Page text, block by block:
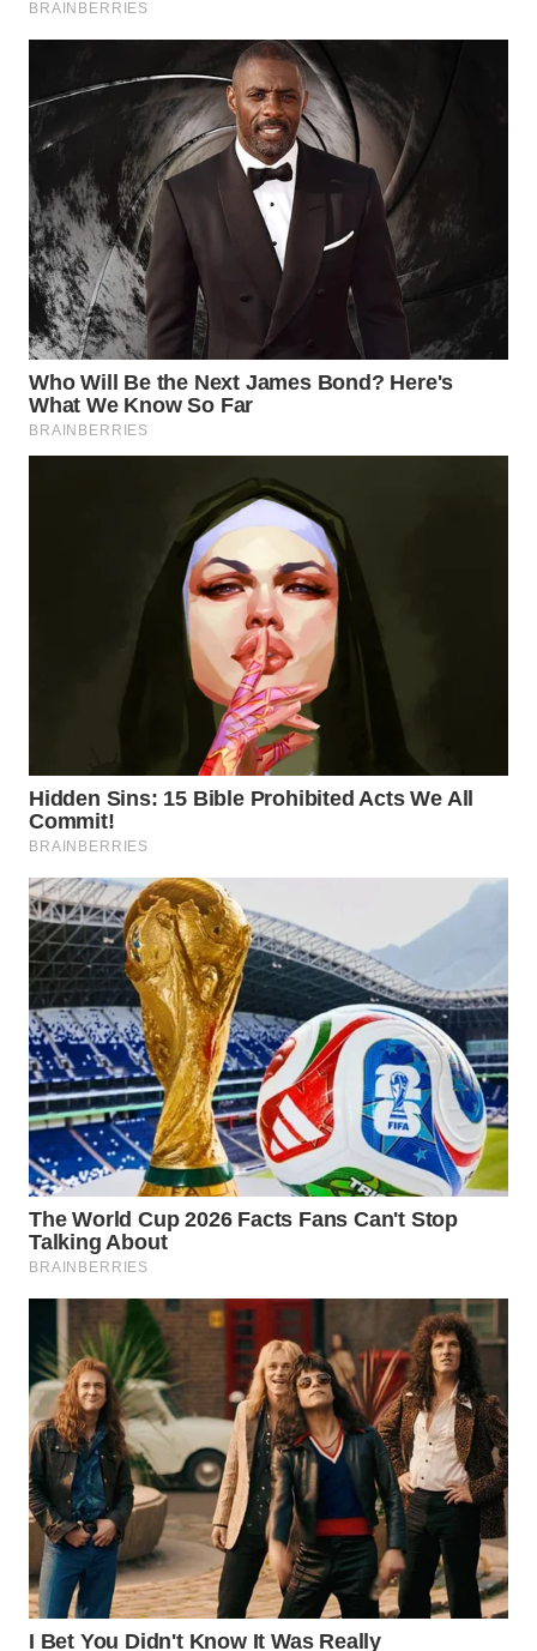
LISTRIK
TRAVEL
WAHANA
TV
WAHANANEWS
ID
WAHANANEWS
CO ID
WAHANANEWS
NET
WAHANA
PERSONA
WAHANA
OTOMOTIF
WAHANA
HEALTH
WAHANA
DESA
WISATA
LAPAK
WAHANA
Wahana
Network
KONSUMEN
LISTRIK
MASYARAKAT
KELISTRIKAN
WALINKI
ID
MAWAKA
ID